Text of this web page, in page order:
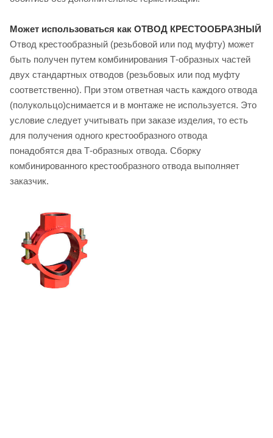
Может использоваться как ОТВОД КРЕСТООБРАЗНЫЙ
Отвод крестообразный (резьбовой или под муфту) может
быть получен путем комбинирования Т-образных частей
двух стандартных отводов (резьбовых или под муфту
соответственно). При этом ответная часть каждого отвода
(полукольцо)снимается и в монтаже не используется. Это
условие следует учитывать при заказе изделия, то есть
для получения одного крестообразного отвода
понадобятся два Т-образных отвода. Сборку
комбинированного крестообразного отвода выполняет
заказчик.